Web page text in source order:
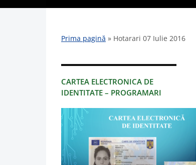
Prima pagină » Hotarari 07 Iulie 2016
CARTEA ELECTRONICA DE
IDENTITATE – PROGRAMARI